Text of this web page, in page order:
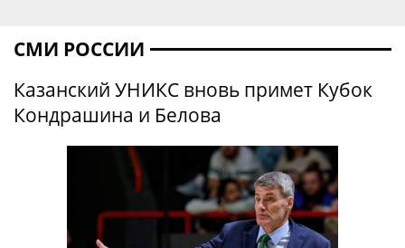
СМИ РОССИИ
Казанский УНИКС вновь примет Кубок
Кондрашина и Белова